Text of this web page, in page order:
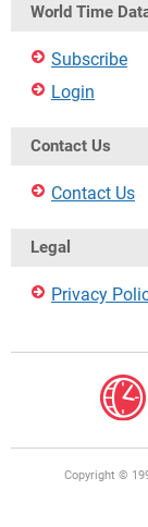
World Time
Subscribe
Login
Contact Us
Contact Us
Legal
Privacy
Copyright ©